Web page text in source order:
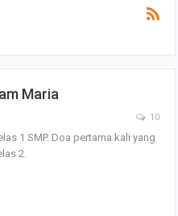
Maria
10
1 SMP. Doa pertama kali yang
2.